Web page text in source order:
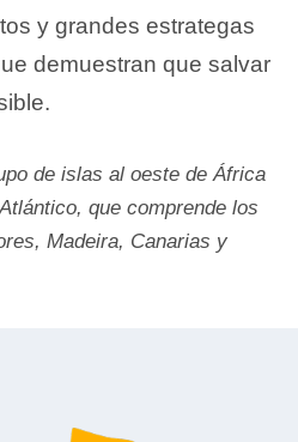
y grandes estrategas
demuestran que salvar
de islas al oeste de África
que comprende los
Madeira, Canarias y